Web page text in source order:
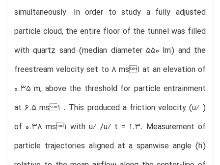
simultaneously. In order to study a fully adjusted
particle cloud, the entire floor of the tunnel was filled
with quartz sand (median diameter 550 lm) and the
freestream velocity set to 8 ms1 at an elevation of
0.35 m, above the threshold for particle entrainment
at 6.5 ms1 . This produced a friction velocity (u⁄ )
of 0.38 ms1 with u⁄ /u⁄ t = 1.3. Measurement of
particle trajectories aligned at a spanwise angle (h)